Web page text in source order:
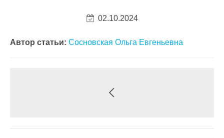
02.10.2024
Автор статьи: Сосновская Ольга Евгеньевна